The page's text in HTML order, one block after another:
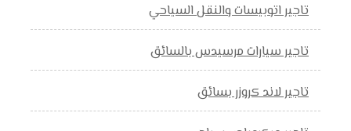
تاجير اتوبيسات والنقل السياحي
تاجير سيارات مرسيدس بالسائق
تاجير لاند كروزر بسائق